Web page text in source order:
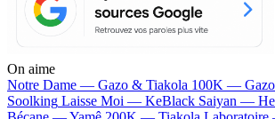
On aime
Notre Dame — Gazo & Tiakola 100K — Gazo
Soolking Laisse Moi — KeBlack Saiyan —